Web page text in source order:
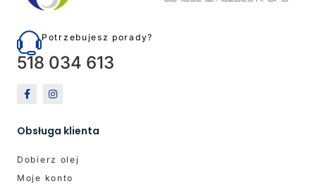
Potrzebujesz porady?
518 034 613
Obsługa klienta
Dobierz olej
Moje konto